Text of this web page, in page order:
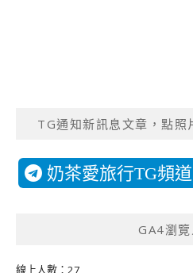
TG通知新訊息文章，點照
奶茶愛旅行TG頻道
GA4瀏覽
線上人數：27